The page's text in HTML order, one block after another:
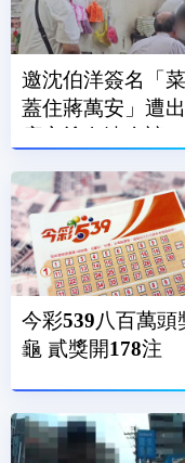
邀沈伯洋簽名「
蓋住蔣萬安」遭
店家塗白漆全遮了
今彩539八百萬頭
龜 貳獎開178注